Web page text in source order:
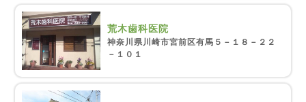
荒木歯科医院
神奈川県川崎市宮前区有馬５－１８－２２
－１０１